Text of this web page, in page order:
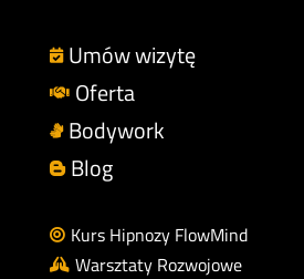
 Umów wizytę
 Oferta
 Bodywork
 Blog
 Kurs Hipnozy FlowMind
 Warsztaty Rozwojowe